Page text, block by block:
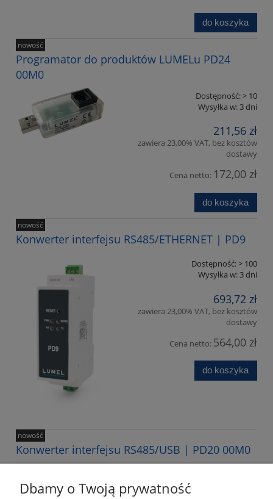
do koszyka
Programator do produktów LUMELu PD24
00M0
Dostępność:> 10
Wysyłka w:3 dni
211,56 zł
zawiera 23,00% VAT, bez kosztów
dostawy
Cena netto: 172,00 zł
do koszyka
nowość
Konwerter interfejsu RS485/ETHERNET | PD9
Dostępność:> 100
Wysyłka w:3 dni
693,72 zł
zawiera 23,00% VAT, bez kosztów
dostawy
Cena netto: 564,00 zł
do koszyka
nowość
Konwerter interfejsu RS485/USB | PD20 00M0
nowość
Dbamy o Twoją prywatność